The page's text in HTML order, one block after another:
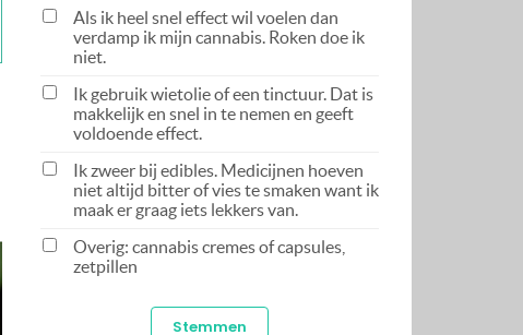
Als ik heel snel effect wil voelen dan
verdamp ik mijn cannabis. Roken doe ik
niet.
Ik gebruik wietolie of een tinctuur. Dat is
makkelijk en snel in te nemen en geeft
voldoende effect.
Ik zweer bij edibles. Medicijnen hoeven
niet altijd bitter of vies te smaken want ik
maak er graag iets lekkers van.
Overig: cannabis cremes of capsules,
zetpillen